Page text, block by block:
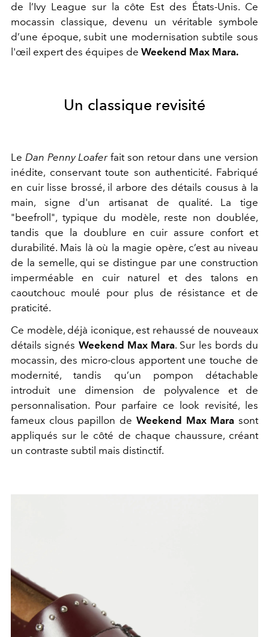
de l’Ivy League sur la côte Est des États-Unis. Ce
mocassin classique, devenu un véritable symbole
d’une époque, subit une modernisation subtile sous
l'œil expert des équipes de Weekend Max Mara.
Un classique revisité
Le Dan Penny Loaferfait son retour dans une version
inédite, conservant toute son authenticité. Fabriqué
en cuir lisse brossé, il arbore des détails cousus à la
main, signe d'un artisanat de qualité. La tige
"beefroll", typique du modèle, reste non doublée,
tandis que la doublure en cuir assure confort et
durabilité. Mais là où la magie opère, c’est au niveau
de la semelle, qui se distingue par une construction
imperméable en cuir naturel et des talons en
caoutchouc moulé pour plus de résistance et de
praticité.
Ce modèle, déjà iconique, est rehaussé de nouveaux
détails signés Weekend Max Mara. Sur les bords du
mocassin, des micro-clous apportent une touche de
modernité, tandis qu’un pompon détachable
introduit une dimension de polyvalence et de
personnalisation. Pour parfaire ce look revisité, les
fameux clous papillon de Weekend Max Mara sont
appliqués sur le côté de chaque chaussure, créant
un contraste subtil mais distinctif.